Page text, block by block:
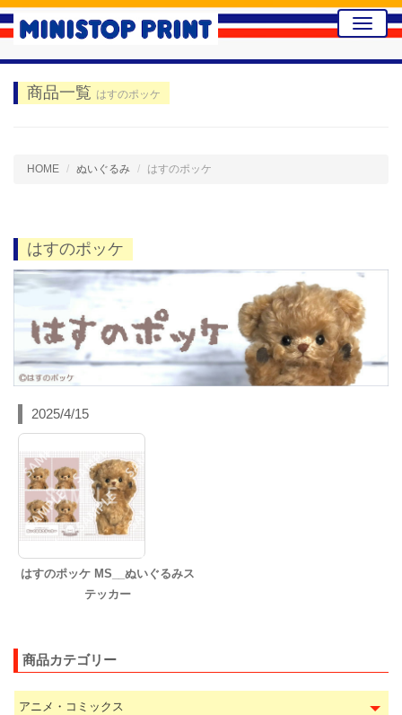
Toggle
商品一覧 はすのポッケ
HOME ぬいぐるみ はすのポッケ
はすのポッケ
2025/4/15
はすのポッケ MS__ぬいぐるみス
テッカー
商品カテゴリー
アニメ・コミックス